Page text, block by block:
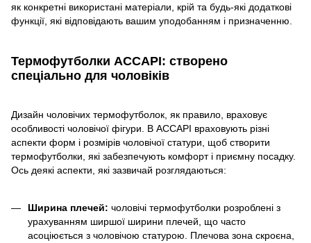
як конкретні використані матеріали, крій та будь-які додаткові
функції, які відповідають вашим уподобанням і призначенню.
Термофутболки ACCAPI: створено
спеціально для чоловіків
Дизайн чоловічих термофутболок, як правило, враховує
особливості чоловічої фігури. В ACCAPI враховують різні
аспекти форм і розмірів чоловічої статури, щоб створити
термофутболки, які забезпечують комфорт і приємну посадку.
Ось деякі аспекти, які зазвичай розглядаються:
Ширина плечей: чоловічі термофутболки розроблені з
урахуванням ширшої ширини плечей, що часто
асоціюється з чоловічою статурою. Плечова зона скроєна,